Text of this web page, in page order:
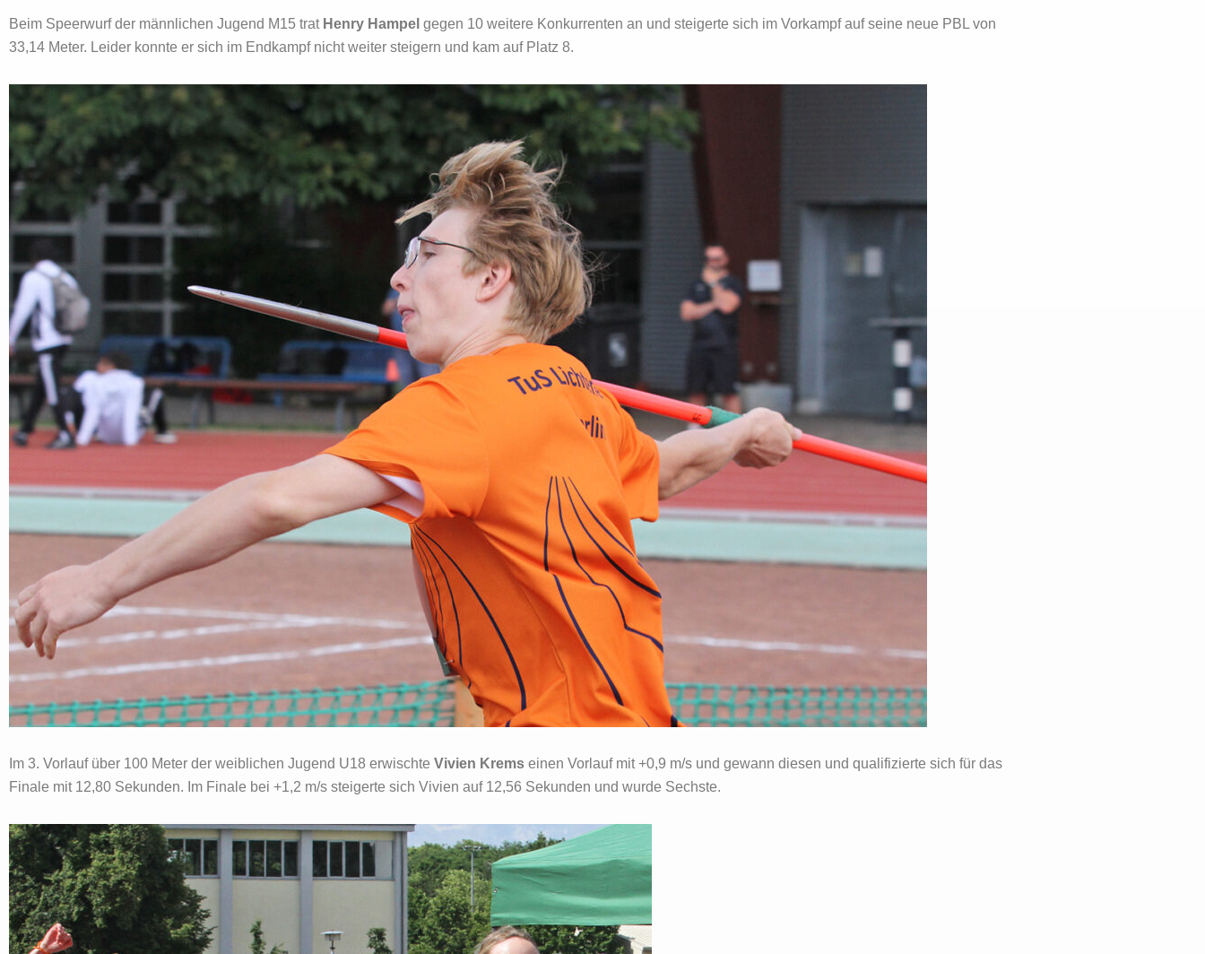
Beim Speerwurf der männlichen Jugend M15 trat Henry Hampel gegen 10 weitere Konkurrenten an und steigerte sich im Vorkampf auf seine neue PBL von
33,14 Meter. Leider konnte er sich im Endkampf nicht weiter steigern und kam auf Platz 8.
Im 3. Vorlauf über 100 Meter der weiblichen Jugend U18 erwischte Vivien Krems einen Vorlauf mit +0,9 m/s und gewann diesen und qualifizierte sich für das
Finale mit 12,80 Sekunden. Im Finale bei +1,2 m/s steigerte sich Vivien auf 12,56 Sekunden und wurde Sechste.